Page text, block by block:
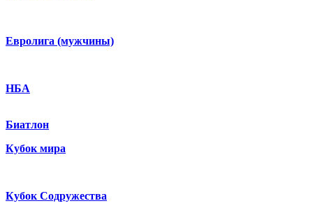
Евролига (мужчины)
НБА
Биатлон
Кубок мира
Кубок Содружества